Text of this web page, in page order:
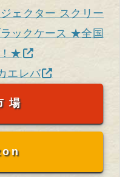
ェクター スクリー
ックケース ★全国
★
エレバ
場